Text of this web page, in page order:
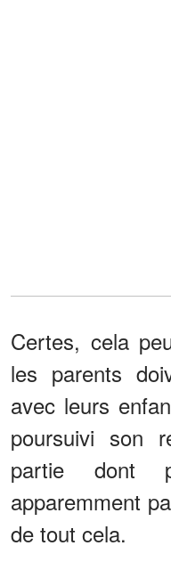
Certes, cela
les parents
avec leurs
poursuivi son
partie dont
apparemment
de tout cela.